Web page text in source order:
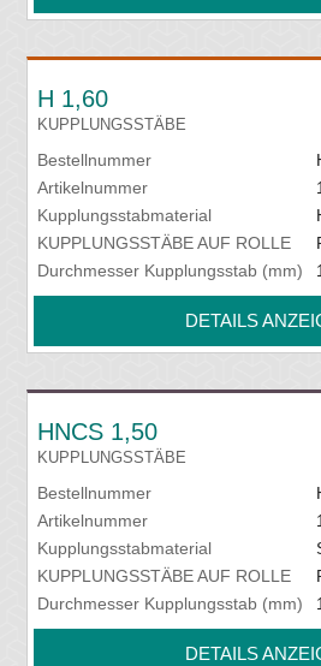
H 1,60
KUPPLUNGSSTÄBE
Bestellnummer
Artikelnummer
Kupplungsstabmaterial
KUPPLUNGSSTÄBE AUF ROLLE
Durchmesser Kupplungsstab (mm)
DETAILS
HNCS 1,50
KUPPLUNGSSTÄBE
Bestellnummer
Artikelnummer
Kupplungsstabmaterial
KUPPLUNGSSTÄBE AUF ROLLE
Durchmesser Kupplungsstab (mm)
DETAILS